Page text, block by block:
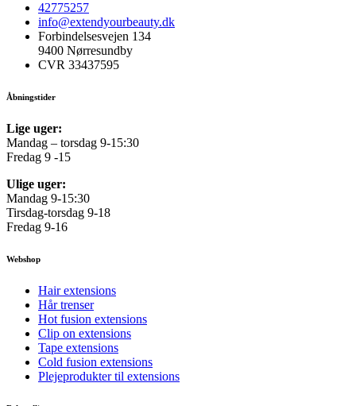
42775257
info@extendyourbeauty.dk
Forbindelsesvejen 134
9400 Nørresundby
CVR 33437595
Åbningstider
Lige uger:
Mandag – torsdag 9-15:30
Fredag 9 -15
Ulige uger:
Mandag 9-15:30
Tirsdag-torsdag 9-18
Fredag 9-16
Webshop
Hair extensions
Hår trenser
Hot fusion extensions
Clip on extensions
Tape extensions
Cold fusion extensions
Plejeprodukter til extensions